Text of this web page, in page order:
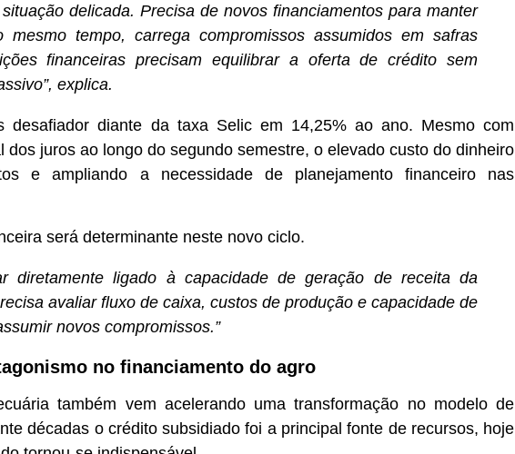
delicada. Precisa de novos financiamentos para manter
tempo, carrega compromissos assumidos em safras
financeiras precisam equilibrar a oferta de crédito sem
explica.
desafiador diante da taxa Selic em 14,25% ao ano. Mesmo com
dos juros ao longo do segundo semestre, o elevado custo do dinheiro
e ampliando a necessidade de planejamento financeiro nas
será determinante neste novo ciclo.
diretamente ligado à capacidade de geração de receita da
avaliar fluxo de caixa, custos de produção e capacidade de
novos compromissos.”
no financiamento do agro
também vem acelerando uma transformação no modelo de
décadas o crédito subsidiado foi a principal fonte de recursos, hoje